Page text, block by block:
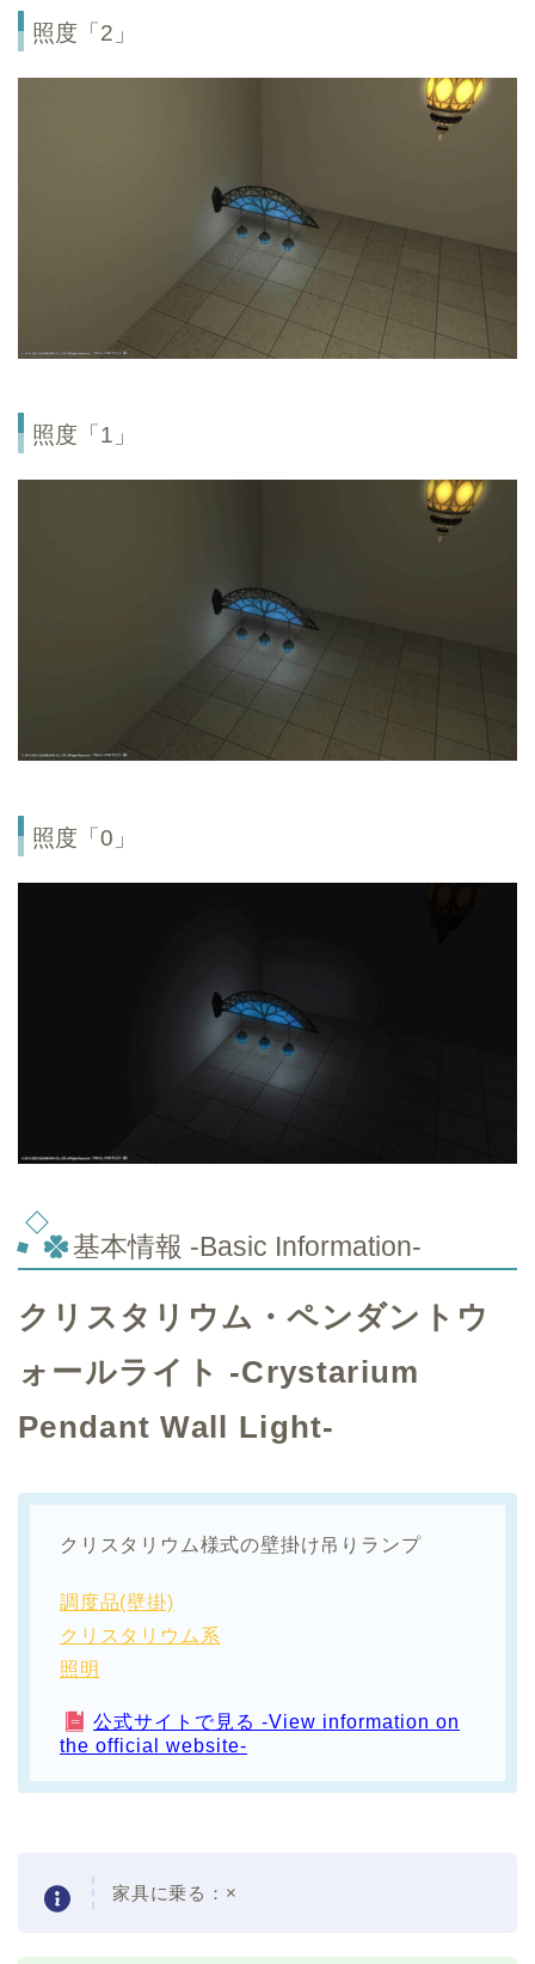
照度「2」
照度「1」
照度「0」
基本情報 -Basic Information-
クリスタリウム・ペンダントウ
ォールライト -Crystarium
Pendant Wall Light-
クリスタリウム様式の壁掛け吊りランプ
調度品(壁掛)
クリスタリウム系
照明
公式サイトで見る -View information on
the official website-
家具に乗る：×